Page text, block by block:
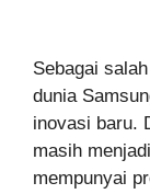
Sebagai
dunia
inovasi baru.
masih
mempunyai